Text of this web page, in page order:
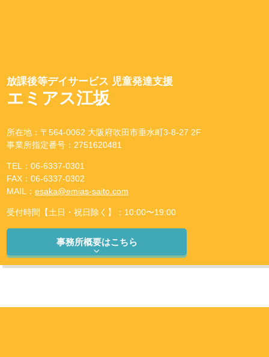
放課後等デイサービス 児童発達支援
エミアス江坂
所在地：〒564-0062 大阪府吹田市垂水町3-8-27 2F
事業所指定番号：2751620481
TEL：06-6337-0301
FAX：06-6337-0302
MAIL：esaka@emias-saito.com
受付時間【土日・祝日除く】：10:00〜19:00
事務所概要はこちら